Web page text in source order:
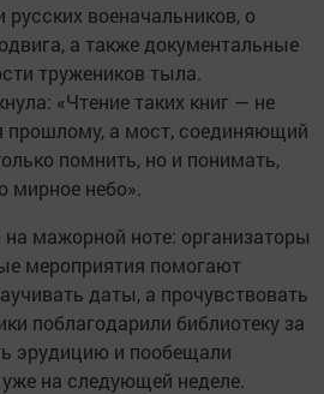
военачальников, о
а также документальные
тружеников тыла.
«Чтение таких книг — не
прошлому, а мост, соединяющий
помнить, но и понимать,
мирное небо».
мажорной ноте: организаторы
мероприятия помогают
даты, а прочувствовать
поблагодарили библиотеку за
эрудицию и пообещали
на следующей неделе.